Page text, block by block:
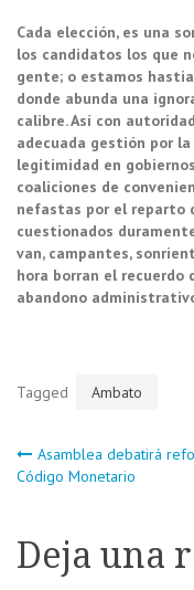
Cada elección, es una
los candidatos los que
gente; o estamos
donde abunda una
calibre. Así con
adecuada gestión por
legitimidad en
coaliciones de
nefastas por el reparto
cuestionados
van, campantes,
hora borran el recuerdo
abandono
Tagged Ambato
Asamblea debatirá
Código Monetario
Deja una